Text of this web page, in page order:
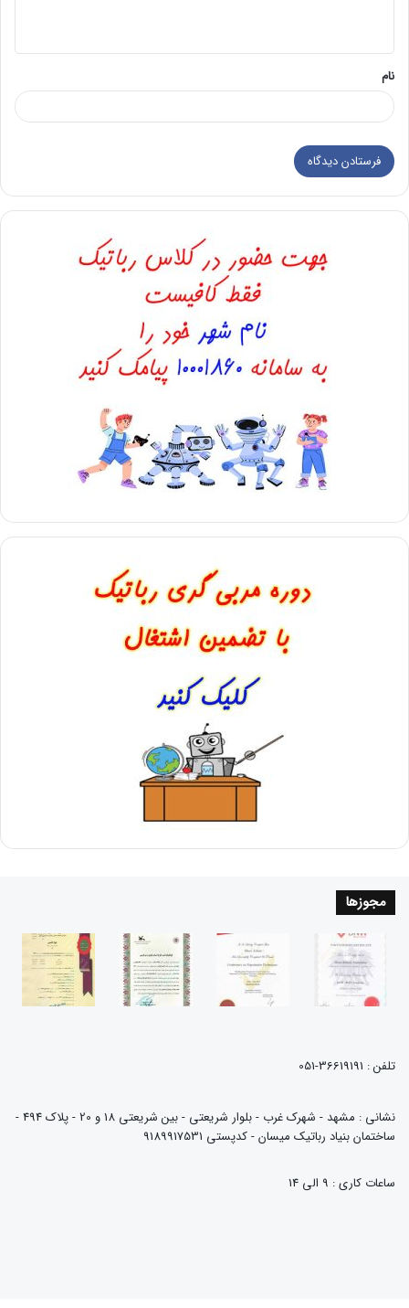
*
نام
مجوزها
تلفن : 36619191-051
نشانی : مشهد - شهرک غرب - بلوار شریعتی - بین شریعتی 18 و 20 - پلاک 494 -
ساختمان بنیاد رباتیک میسان - کدپستی 9189917531
ساعات کاری : 9 الی 14